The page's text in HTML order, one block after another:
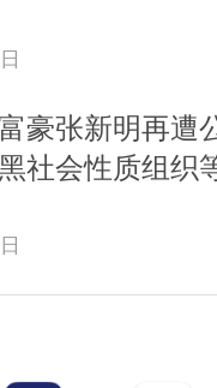
豪张新明再遭
社会性质组织